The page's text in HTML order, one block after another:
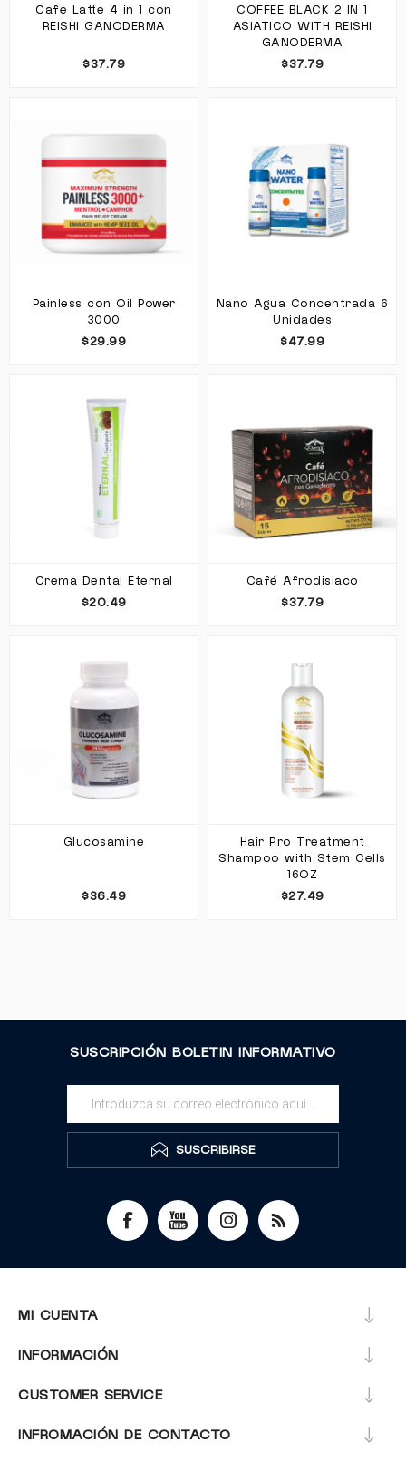
Cafe Latte 4 in 1 con
REISHI GANODERMA
$37.79
COFFEE BLACK 2 IN 1
ASIATICO WITH REISHI
GANODERMA
$37.79
Painless con Oil Power
3000
$29.99
Nano Agua Concentrada 6
Unidades
$47.99
Crema Dental Eternal
$20.49
Café Afrodisiaco
$37.79
Glucosamine
$36.49
Hair Pro Treatment
Shampoo with Stem Cells
16OZ
$27.49
SUSCRIPCIÓN BOLETIN INFORMATIVO
SUSCRIBIRSE
MI CUENTA
INFORMACIÓN
CUSTOMER SERVICE
INFROMACIÓN DE CONTACTO